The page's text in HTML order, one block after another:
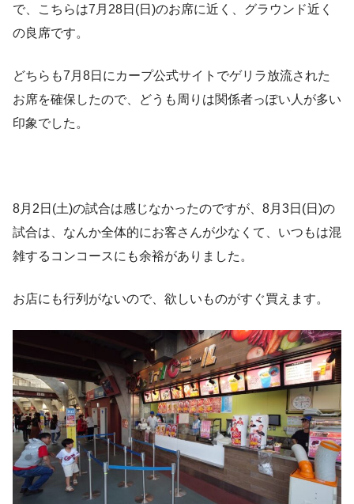
で、こちらは7月28日(日)のお席に近く、グラウンド近く
の良席です。
どちらも7月8日にカープ公式サイトでゲリラ放流された
お席を確保したので、どうも周りは関係者っぽい人が多い
印象でした。
8月2日(土)の試合は感じなかったのですが、8月3日(日)の
試合は、なんか全体的にお客さんが少なくて、いつもは混
雑するコンコースにも余裕がありました。
お店にも行列がないので、欲しいものがすぐ買えます。